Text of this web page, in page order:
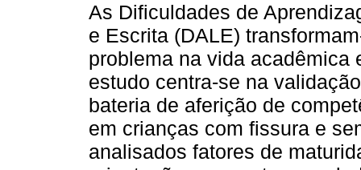
As Dificuldades de
e Escrita (DALE)
problema na vida acadêmica
estudo centra-se na
bateria de aferição de
em crianças com fissura e
analisados fatores de